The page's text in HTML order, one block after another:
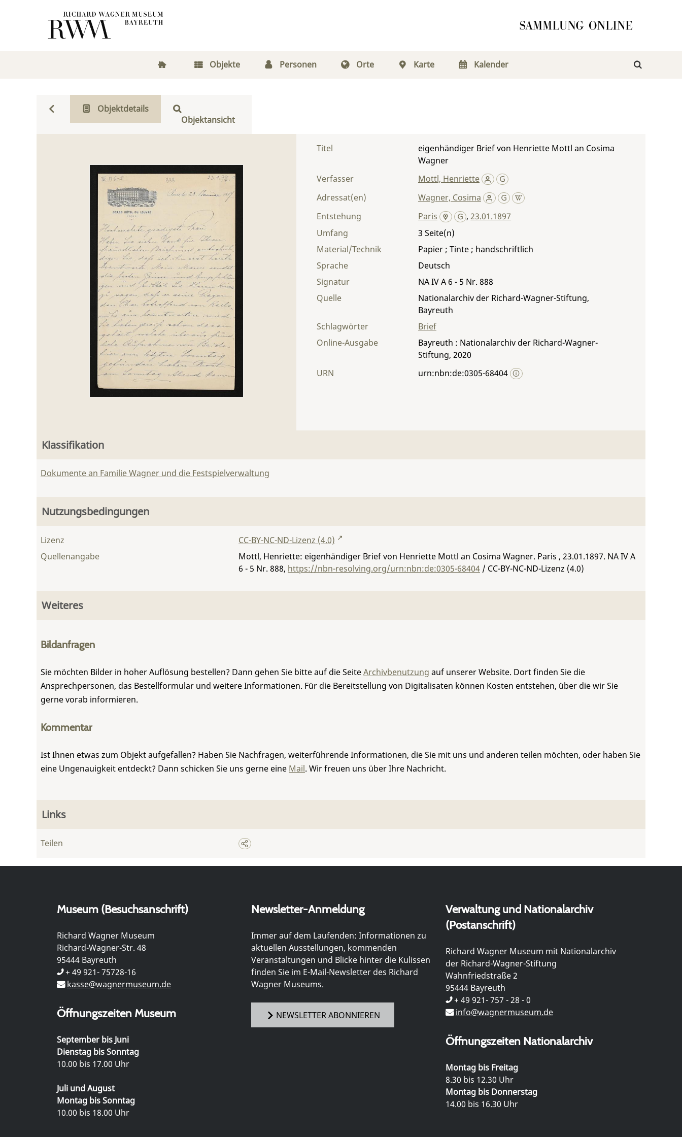
Objekte Personen Orte Karte Kalender
Objektdetails
Objektansicht
Titel
eigenhändiger Brief von Henriette Mottl an Cosima
Wagner
Verfasser
Mottl, Henriette
Adressat(en)
Wagner, Cosima
Entstehung
Paris ,23.01.1897
Umfang
3
Material/Technik
Papier ; Tinte ; handschriftlich
Sprache
Deutsch
Signatur
NA IV A 6 - 5 Nr. 888
Quelle
Nationalarchiv der Richard-Wagner-Stiftung,
Bayreuth
Schlagwörter
Brief
Online-Ausgabe
Bayreuth : Nationalarchiv der Richard-Wagner-
Stiftung, 2020
URN
urn:nbn:de:0305-68404
Klassifikation
Dokumente an Familie Wagner und die Festspielverwaltung
Nutzungsbedingungen
Lizenz
CC-BY-NC-ND-Lizenz (4.0)
Quellenangabe
Mottl, Henriette: eigenhändiger Brief von Henriette Mottl an Cosima Wagner. Paris , 23.01.1897. NA IV A
6 - 5 Nr. 888, https://nbn-resolving.org/urn:nbn:de:0305-68404 / CC-BY-NC-ND-Lizenz (4.0)
Weiteres
Bildanfragen
Sie möchten Bilder in hoher Auflösung bestellen? Dann gehen Sie bitte auf die SeiteArchivbenutzung auf unserer Website. Dort finden Sie die
Ansprechpersonen, das Bestellformular und weitere Informationen. Für die Bereitstellung von Digitalisaten können Kosten entstehen, über die wir Sie
gerne vorab informieren.
Kommentar
Ist Ihnen etwas zum Objekt aufgefallen? Haben Sie Nachfragen, weiterführende Informationen, die Sie mit uns und anderen teilen möchten, oder haben Sie
eine Ungenauigkeit entdeckt? Dann schicken Sie uns gerne eine Mail. Wir freuen uns über Ihre Nachricht.
Links
Teilen
Museum (Besuchsanschrift)
Richard Wagner Museum
Richard-Wagner-Str. 48
95444 Bayreuth
+ 49 921- 75728-16
kasse@wagnermuseum.de
Öffnungszeiten Museum
September bis Juni
Dienstag bis Sonntag
10.00 bis 17.00 Uhr
Juli und August
Montag bis Sonntag
10.00 bis 18.00 Uhr
Newsletter-Anmeldung
Immer auf dem Laufenden: Informationen zu
aktuellen Ausstellungen, kommenden
Veranstaltungen und Blicke hinter die Kulissen
finden Sie im E-Mail-Newsletter des Richard
Wagner Museums.
NEWSLETTER ABONNIEREN
Verwaltung und Nationalarchiv
(Postanschrift)
Richard Wagner Museum mit Nationalarchiv
der Richard-Wagner-Stiftung
Wahnfriedstraße 2
95444 Bayreuth
+ 49 921- 757 - 28 - 0
info@wagnermuseum.de
Öffnungszeiten Nationalarchiv
Montag bis Freitag
8.30 bis 12.30 Uhr
Montag bis Donnerstag
14.00 bis 16.30 Uhr